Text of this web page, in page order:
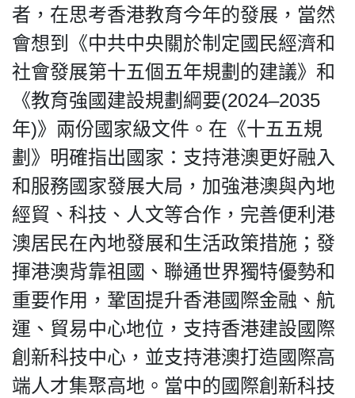
Silent
Majority
For
HK.
All
rights
reserved.
者，在思考香港教育今年的發展，當然
會想到《中共中央關於制定國民經濟和
社會發展第十五個五年規劃的建議》和
《教育強國建設規劃綱要(2024–2035
年)》兩份國家級文件。在《十五五規
劃》明確指出國家：支持港澳更好融入
和服務國家發展大局，加強港澳與內地
經貿、科技、人文等合作，完善便利港
澳居民在內地發展和生活政策措施；發
揮港澳背靠祖國、聯通世界獨特優勢和
重要作用，鞏固提升香港國際金融、航
運、貿易中心地位，支持香港建設國際
創新科技中心，並支持港澳打造國際高
端人才集聚高地。當中的國際創新科技